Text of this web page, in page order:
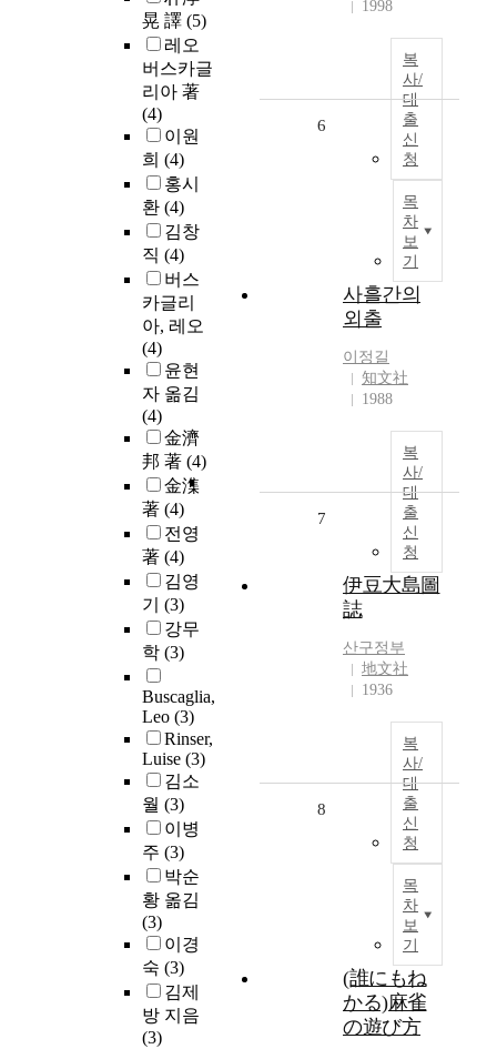
晃 譯 (5)
레오
버스카글
리아 著
(4)
이원
희 (4)
홍시
환 (4)
김창
직 (4)
버스
카글리
아, 레오
(4)
윤현
자 옮김
(4)
金濟
邦 著 (4)
金潗
著 (4)
전영
著 (4)
김영
기 (3)
강무
학 (3)
Buscaglia,
Leo (3)
Rinser,
Luise (3)
김소
월 (3)
이병
주 (3)
박순
황 옮김
(3)
이경
숙 (3)
김제
방 지음
(3)
1998
복
사/
대
출
신
청
목
차
보
기
6
사흘간의
외출
이정길
知文社
1988
복
사/
대
출
신
청
7
伊豆大島圖
誌
산구정부
地文社
1936
복
사/
대
출
신
청
목
차
보
기
8
(誰にもね
かる)麻雀
の遊び方